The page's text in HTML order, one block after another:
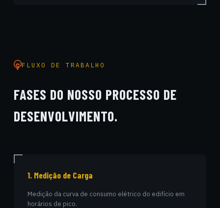
FLUXO DE TRABALHO
FASES DO NOSSO PROCESSO DE
DESENVOLVIMENTO.
1. Medição de Carga
Medição da curva de consumo elétrico do edifício em
horários de pico.